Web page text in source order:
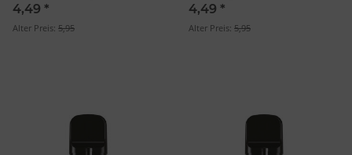
4,49 *
Alter Preis: 5,95
4,49 *
Alter Preis: 5,95